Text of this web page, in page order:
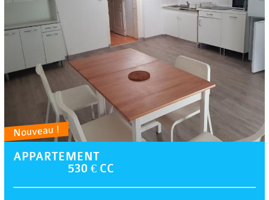
Nouveau !
APPARTEMENT
530 € CC